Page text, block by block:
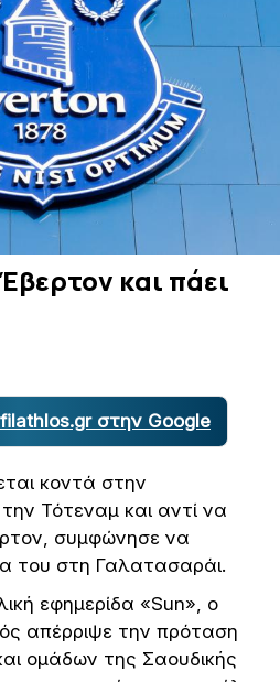
και πάει
στην Google
κοντά στην
Τότεναμ και αντί να
συμφώνησε να
του στη Γαλατασαράι.
εφημερίδα «Sun», ο
απέρριψε την πρόταση
ομάδων της Σαουδικής